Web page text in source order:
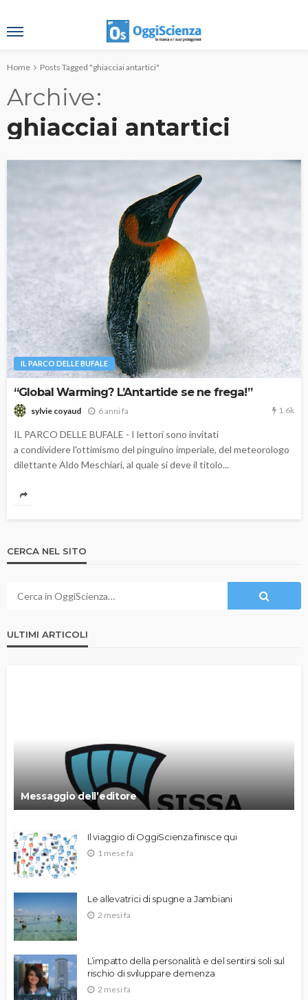
Home Posts Tagged "ghiacciai antartici"
Archive
ghiacciai antartici
IL PARCO DELLE BUFALE
“Global Warming? L’Antartide se ne frega!”
sylvie coyaud 6 anni fa 1.6k
IL PARCO DELLE BUFALE - I lettori sono invitati
a condividere l'ottimismo del pinguino imperiale, del meteorologo
dilettante Aldo Meschiari, al quale si deve il titolo...
CERCA NEL SITO
ULTIMI ARTICOLI
Messaggio dell’editore
Il viaggio di OggiScienza finisce qui
1 mese fa
Le allevatrici di spugne a Jambiani
2 mesi fa
L’impatto della personalità e del sentirsi soli sul
rischio di sviluppare demenza
2 mesi fa